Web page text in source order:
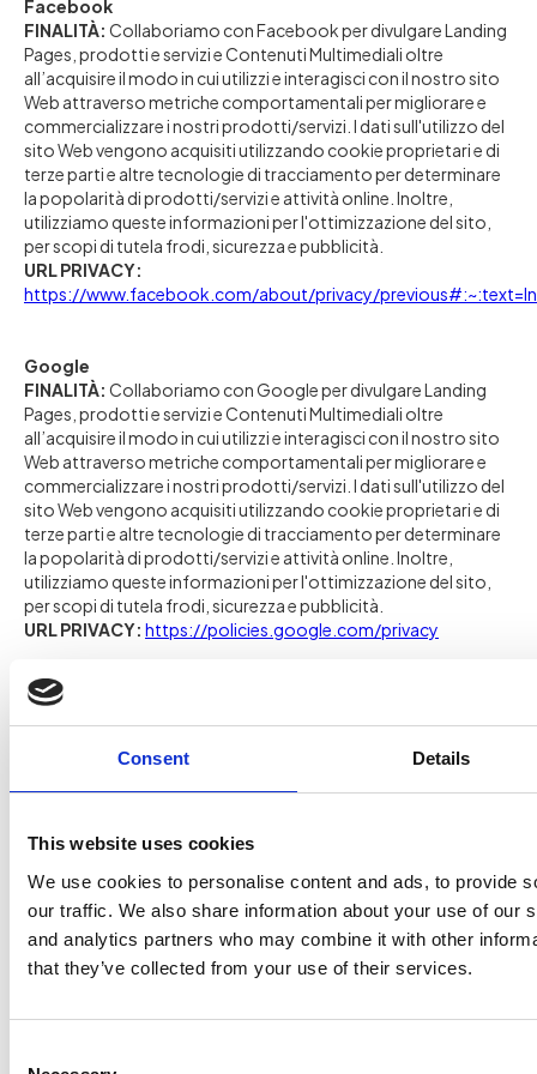
Consent Details
This website uses cookies
We use cookies to personalise content and ads, to provide
our traffic. We also share information about your use of our
and analytics partners who may combine it with other
that they’ve collected from your use of their services.
Facebook
FINALITÀ: Collaboriamo con Facebook per divulgare Landing
Pages, prodotti e servizi e Contenuti Multimediali oltre
all’acquisire il modo in cui utilizzi e interagisci con il nostro sito
Web attraverso metriche comportamentali per migliorare e
commercializzare i nostri prodotti/servizi. I dati sull'utilizzo del
sito Web vengono acquisiti utilizzando cookie proprietari e di
terze parti e altre tecnologie di tracciamento per determinare
la popolarità di prodotti/servizi e attività online. Inoltre,
utilizziamo queste informazioni per l'ottimizzazione del sito,
per scopi di tutela frodi, sicurezza e pubblicità.
URL PRIVACY:
https://www.facebook.com/about/privacy/
Google
FINALITÀ: Collaboriamo con Google per divulgare Landing
Pages, prodotti e servizi e Contenuti Multimediali oltre
all’acquisire il modo in cui utilizzi e interagisci con il nostro sito
Web attraverso metriche comportamentali per migliorare e
commercializzare i nostri prodotti/servizi. I dati sull'utilizzo del
sito Web vengono acquisiti utilizzando cookie proprietari e di
terze parti e altre tecnologie di tracciamento per determinare
la popolarità di prodotti/servizi e attività online. Inoltre,
utilizziamo queste informazioni per l'ottimizzazione del sito,
per scopi di tutela frodi, sicurezza e pubblicità.
URL PRIVACY: https://policies.google.com/privacy
Instagram
FINALITÀ:Collaboriamo con Instagram per divulgare Landing
Pages, prodotti e servizi e Contenuti Multimediali oltre
Web attraverso metriche comportamentali per migliorare e
sito Web vengono acquisiti utilizzando cookie proprietari e di
la popolarità di prodotti/servizi e attività online. Inoltre,
utilizziamo queste informazioni per l'ottimizzazione del sito,
per scopi di tutela frodi, sicurezza e pubblicità.
URL PRIVACY: